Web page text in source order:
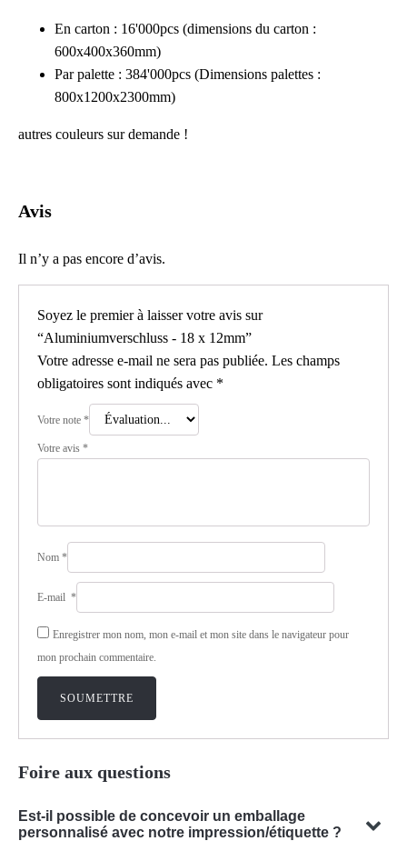
En carton : 16'000pcs (dimensions du carton :
600x400x360mm)
Par palette : 384'000pcs (Dimensions palettes :
800x1200x2300mm)
autres couleurs sur demande !
Avis
Il n’y a pas encore d’avis.
Soyez le premier à laisser votre avis sur
“Aluminiumverschluss - 18 x 12mm”
Votre adresse e-mail ne sera pas publiée. Les champs
obligatoires sont indiqués avec *
Votre note *
Votre avis *
Nom *
E-mail *
Enregistrer mon nom, mon e-mail et mon site dans le navigateur pour
mon prochain commentaire.
Foire aux questions
Est-il possible de concevoir un emballage
personnalisé avec notre impression/étiquette ?